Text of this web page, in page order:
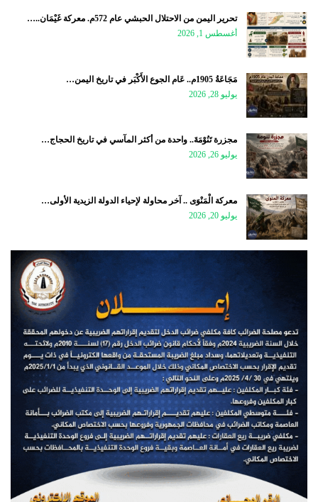
تحرير اليمن من الاحتلال الحبشي عام 572م. معركة غَيْمَان..…
أغسطس 1, 2026
مَجَاعَةُ 1905م.. عَام الجوع الأَكْبَر في تاريخ اليمن…
يوليو 28, 2026
مجزرة تَنُوْمَةَ.. واحدة من أكثر المآسي في تاريخ الحجاج…
يوليو 26, 2026
معركة الْمَنْوَى .. آخر محاولة لإحياء الدولة الزيدية الأولى…
يوليو 20, 2026